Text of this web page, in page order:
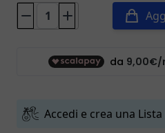
Accedi e crea una Lista